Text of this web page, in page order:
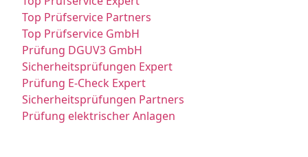
Top Prüfservice Partners
Top Prüfservice GmbH
Prüfung DGUV3 GmbH
Sicherheitsprüfungen Expert
Prüfung E-Check Expert
Sicherheitsprüfungen Partners
Prüfung elektrischer Anlagen